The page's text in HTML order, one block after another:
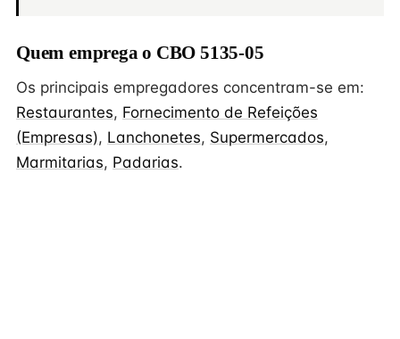
Quem emprega o CBO 5135-05
Os principais empregadores concentram-se em:
Restaurantes, Fornecimento de Refeições
(Empresas), Lanchonetes, Supermercados,
Marmitarias, Padarias.